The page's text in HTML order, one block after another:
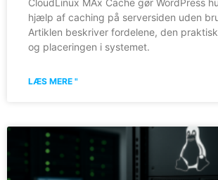
hjælp af caching på serversiden uden
Artiklen beskriver fordelene, den
og placeringen i systemet.
LÆS MERE "